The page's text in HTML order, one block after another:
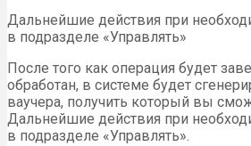
Дальнейшие действия при
в подразделе «Управлять»
После того как операция будет
обработан, в системе будет
ваучера, получить который вы
Дальнейшие действия при
в подразделе «Управлять».